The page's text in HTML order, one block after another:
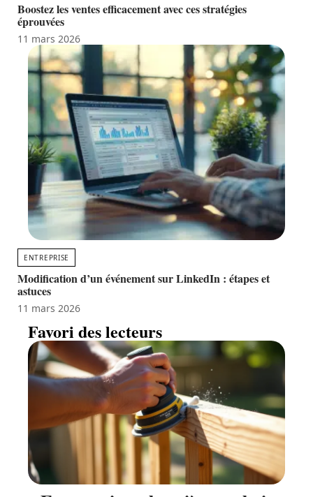
Boostez les ventes efficacement avec ces stratégies
éprouvées
11 mars 2026
ENTREPRISE
Modification d’un événement sur LinkedIn : étapes et
astuces
11 mars 2026
Favori des lecteurs